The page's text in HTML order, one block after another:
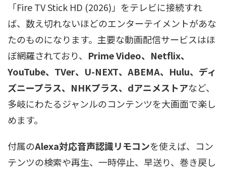
「Fire TV Stick HD (2026)」をテレビに接続すれ
ば、数え切れないほどのエンターテイメントがあな
たのものになります。主要な動画配信サービスはほ
ぼ網羅されており、 Prime Video、Netflix、
YouTube、TVer、U-NEXT、ABEMA、Hulu、ディ
ズニープラス、NHKプラス、dアニメストアなど、
多岐にわたるジャンルのコンテンツを大画面で楽し
めます。
付属のAlexa対応音声認識リモコンを使えば、コン
テンツの検索や再生、一時停止、早送り、巻き戻し